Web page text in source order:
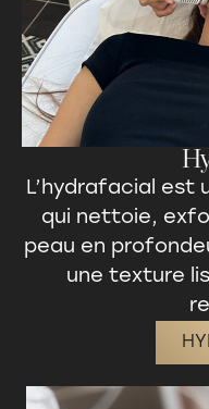
L’hydrafacial est
qui nettoie,
peau en
une texture